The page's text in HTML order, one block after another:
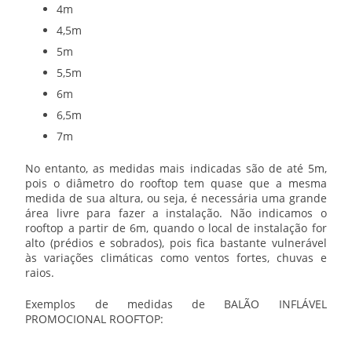
4m
4,5m
5m
5,5m
6m
6,5m
7m
No entanto, as medidas mais indicadas são de até 5m,
pois o diâmetro do rooftop tem quase que a mesma
medida de sua altura, ou seja, é necessária uma grande
área livre para fazer a instalação. Não indicamos o
rooftop a partir de 6m, quando o local de instalação for
alto (prédios e sobrados), pois fica bastante vulnerável
às variações climáticas como ventos fortes, chuvas e
raios.
Exemplos de medidas de BALÃO INFLÁVEL
PROMOCIONAL ROOFTOP: